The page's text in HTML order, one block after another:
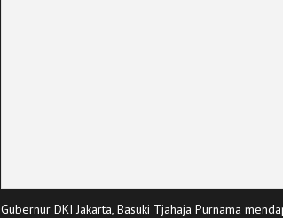
Gubernur DKI Jakarta, Basuki Tjahaja Purnama